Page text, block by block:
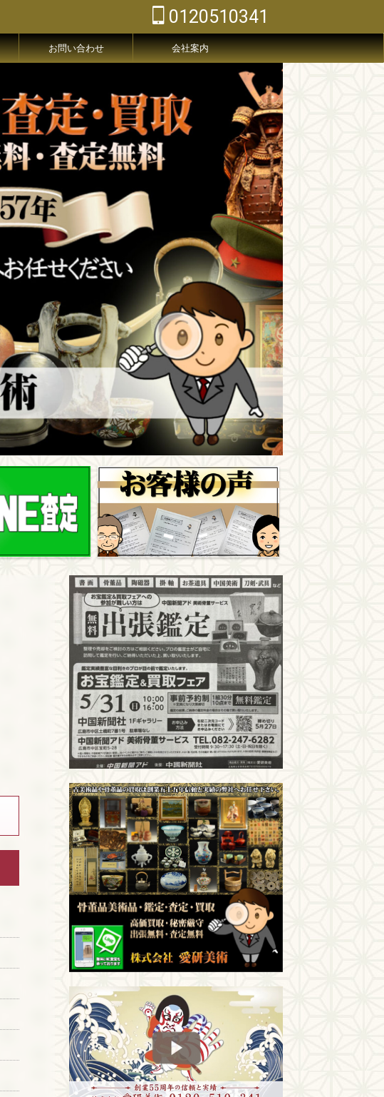
0120510341
お問い合わせ 会社案内